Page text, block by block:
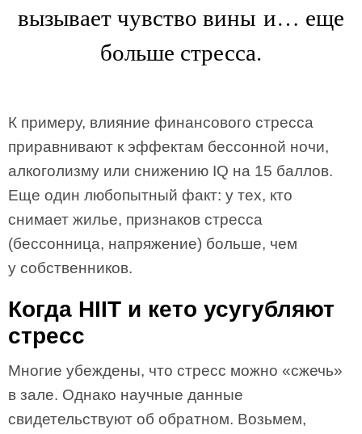
вызывает чувство вины и… еще
больше стресса.
К примеру, влияние финансового стресса
приравнивают к эффектам бессонной ночи,
алкоголизму или снижению IQ на 15 баллов.
Еще один любопытный факт: у тех, кто
снимает жилье, признаков стресса
(бессонница, напряжение) больше, чем
у собственников.
Когда HIIT и кето усугубляют
стресс
Многие убеждены, что стресс можно «сжечь»
в зале. Однако научные данные
свидетельствуют об обратном. Возьмем,